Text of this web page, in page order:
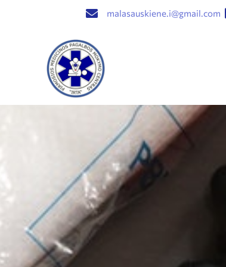
malasauskiene.i@gmail.com